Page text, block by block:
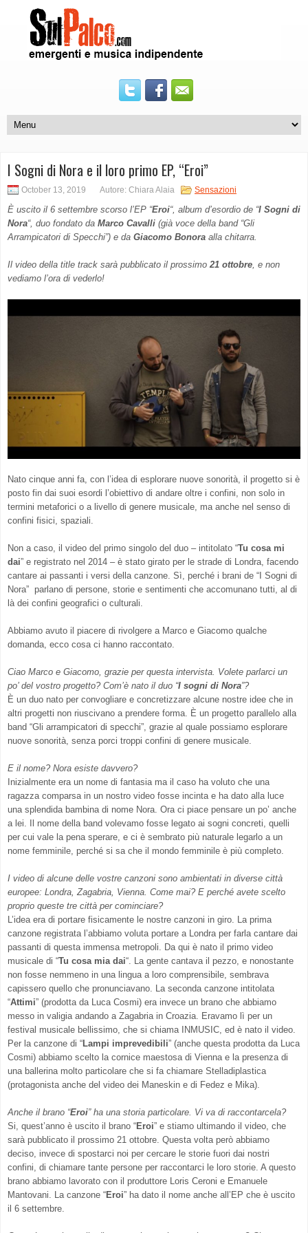
I Sogni di Nora e il loro primo EP, “Eroi”
October 13, 2019 Autore: Chiara Alaia Sensazioni
È uscito il 6 settembre scorso l’EP “Eroi“, album d’esordio de “I Sogni di
Nora“, duo fondato da Marco Cavalli (già voce della band “Gli
Arrampicatori di Specchi”) e da Giacomo Bonora alla chitarra.
Il video della title track sarà pubblicato il prossimo 21 ottobre, e non
vediamo l’ora di vederlo!
Nato cinque anni fa, con l’idea di esplorare nuove sonorità, il progetto si è
posto fin dai suoi esordi l’obiettivo di andare oltre i confini, non solo in
termini metaforici o a livello di genere musicale, ma anche nel senso di
confini fisici, spaziali.
Non a caso, il video del primo singolo del duo – intitolato “Tu cosa mi
dai” e registrato nel 2014 – è stato girato per le strade di Londra, facendo
cantare ai passanti i versi della canzone. Sì, perché i brani de “I Sogni di
Nora” parlano di persone, storie e sentimenti che accomunano tutti, al di
là dei confini geografici o culturali.
Abbiamo avuto il piacere di rivolgere a Marco e Giacomo qualche
domanda, ecco cosa ci hanno raccontato.
Ciao Marco e Giacomo, grazie per questa intervista. Volete parlarci un
po’ del vostro progetto? Com’è nato il duo “I sogni di Nora”?
È un duo nato per convogliare e concretizzare alcune nostre idee che in
altri progetti non riuscivano a prendere forma. È un progetto parallelo alla
band “Gli arrampicatori di specchi”, grazie al quale possiamo esplorare
nuove sonorità, senza porci troppi confini di genere musicale.
E il nome? Nora esiste davvero?
Inizialmente era un nome di fantasia ma il caso ha voluto che una
ragazza comparsa in un nostro video fosse incinta e ha dato alla luce
una splendida bambina di nome Nora. Ora ci piace pensare un po’ anche
a lei. Il nome della band volevamo fosse legato ai sogni concreti, quelli
per cui vale la pena sperare, e ci è sembrato più naturale legarlo a un
nome femminile, perché si sa che il mondo femminile è più completo.
I video di alcune delle vostre canzoni sono ambientati in diverse città
europee: Londra, Zagabria, Vienna. Come mai? E perché avete scelto
proprio queste tre città per cominciare?
L’idea era di portare fisicamente le nostre canzoni in giro. La prima
canzone registrata l’abbiamo voluta portare a Londra per farla cantare dai
passanti di questa immensa metropoli. Da qui è nato il primo video
musicale di “Tu cosa mia dai“. La gente cantava il pezzo, e nonostante
non fosse nemmeno in una lingua a loro comprensibile, sembrava
capissero quello che pronunciavano. La seconda canzone intitolata
“Attimi” (prodotta da Luca Cosmi) era invece un brano che abbiamo
messo in valigia andando a Zagabria in Croazia. Eravamo lì per un
festival musicale bellissimo, che si chiama INMUSIC, ed è nato il video.
Per la canzone di “Lampi imprevedibili” (anche questa prodotta da Luca
Cosmi) abbiamo scelto la cornice maestosa di Vienna e la presenza di
una ballerina molto particolare che si fa chiamare Stelladiplastica
(protagonista anche del video dei Maneskin e di Fedez e Mika).
Anche il brano “Eroi” ha una storia particolare. Vi va di raccontarcela?
Si, quest’anno è uscito il brano “Eroi” e stiamo ultimando il video, che
sarà pubblicato il prossimo 21 ottobre. Questa volta però abbiamo
deciso, invece di spostarci noi per cercare le storie fuori dai nostri
confini, di chiamare tante persone per raccontarci le loro storie. A questo
brano abbiamo lavorato con il produttore Loris Ceroni e Emanuele
Mantovani. La canzone “Eroi” ha dato il nome anche all’EP che è uscito
il 6 settembre.